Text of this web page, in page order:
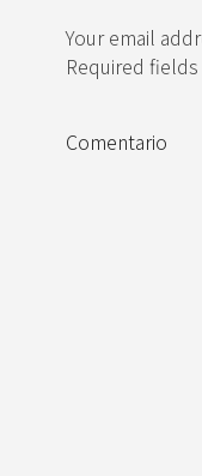
Your email
Required
Comentario